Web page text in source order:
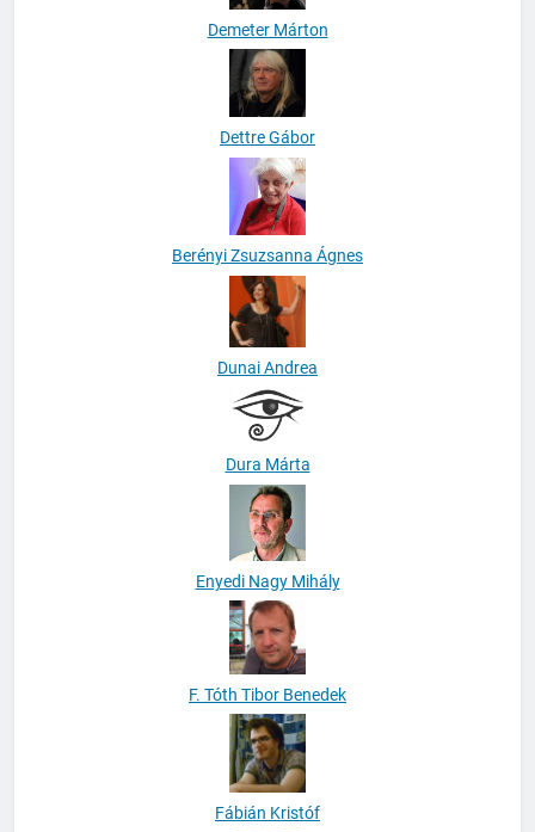
Demeter Márton
Dettre Gábor
Berényi Zsuzsanna Ágnes
Dunai Andrea
Dura Márta
Enyedi Nagy Mihály
F. Tóth Tibor Benedek
Fábián Kristóf